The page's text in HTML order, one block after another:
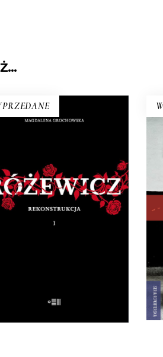
KOSZYKA
RÓŻEWICZ.
(tom 1)
Na pytanie: „Kim jesteś?”,
Różewicz odpowiedział
laty: „Kto mnie uważnie